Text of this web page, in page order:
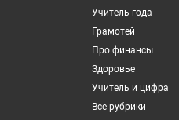
Учитель года
Грамотей
Про финансы
Здоровье
Учитель и цифра
Все рубрики